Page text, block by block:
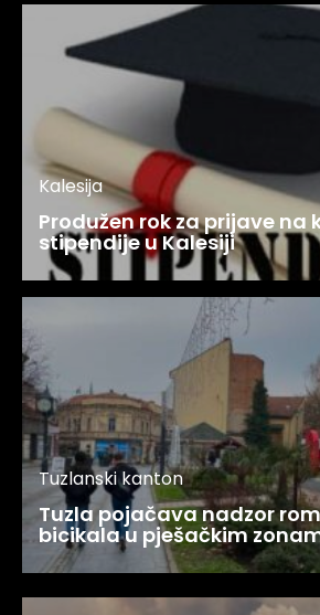
Kalesija
Produžen rok za prijave na
stipendije u Kalesiji
Tuzlanski kanton
Tuzla pojačava nadzor
bicikala u pješačkim